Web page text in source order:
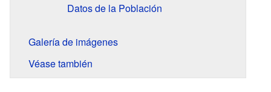
Datos de la Población
Galería de imágenes
Véase también